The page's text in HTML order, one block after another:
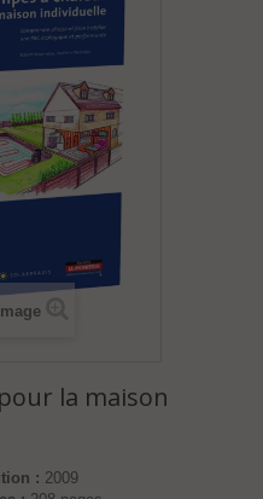
la maison
: 2009